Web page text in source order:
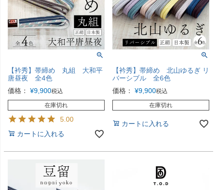
【衿秀】帯締め 丸組 大和平
唐昼夜 全4色
価格：
¥9,900税込
在庫切れ
5.00
カートに入れる
【衿秀】帯締め 北山ゆるぎ リ
バーシブル 全6色
価格：
¥9,900税込
在庫切れ
カートに入れる